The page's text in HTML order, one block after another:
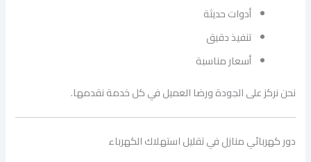
أدوات حديثة
تنفيذ دقيق
أسعار مناسبة
نحن نركز على الجودة ورضا العميل في كل خدمة نقدمها.
دور كهربائي منازل في تقليل استهلاك الكهرباء